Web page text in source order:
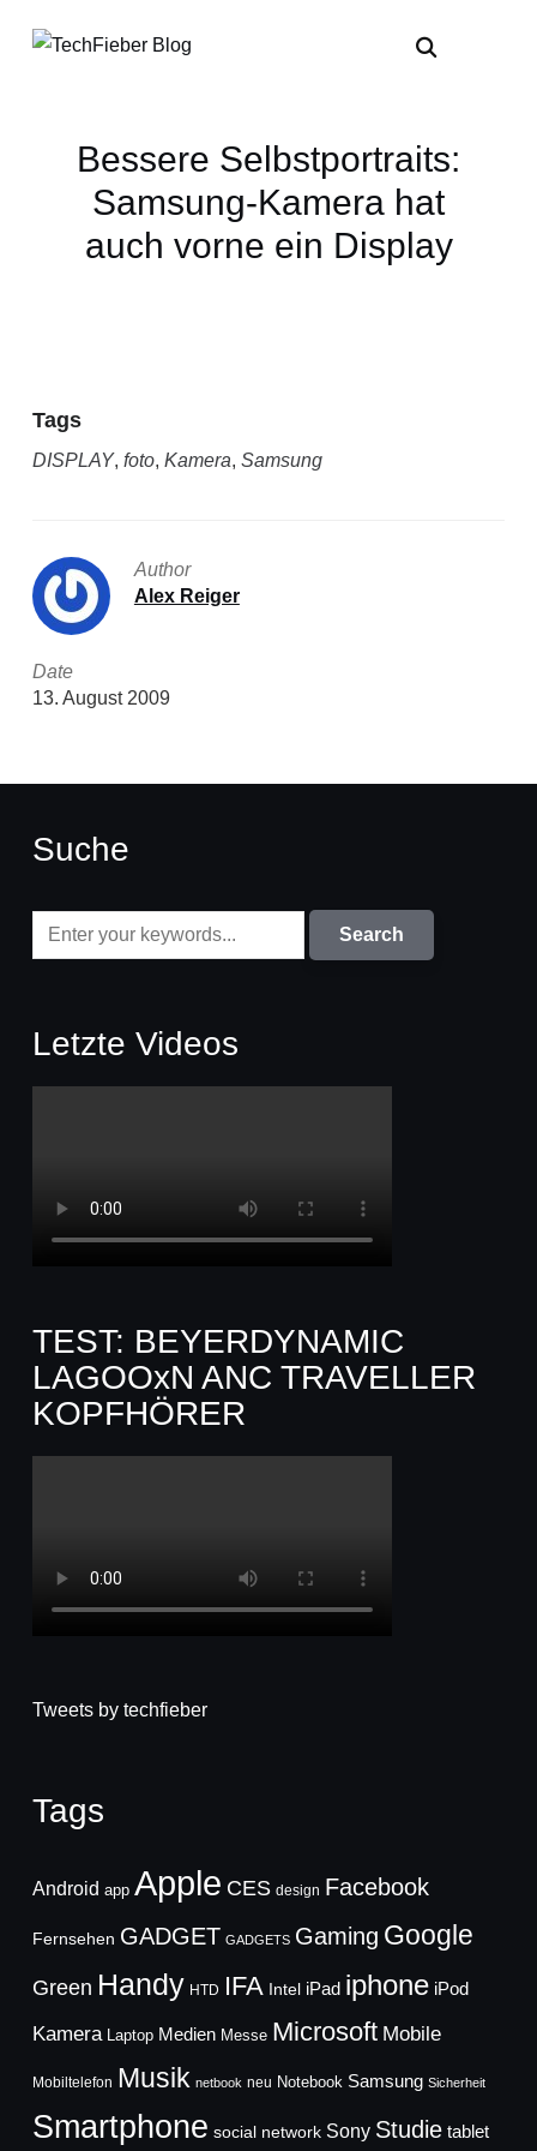
Bessere Selbstportraits:
Samsung-Kamera hat
auch vorne ein Display
Tags
DISPLAY, foto, Kamera, Samsung
Author
Alex Reiger
Date
13. August 2009
Suche
Letzte Videos
TEST: BEYERDYNAMIC
LAGOOxN ANC TRAVELLER
KOPFHÖRER
Tweets by techfieber
Tags
Android app Apple CES design Facebook
Fernsehen GADGET GADGETS Gaming Google
Green Handy HTD IFA Intel iPad iphone iPod
Kamera Laptop Medien Messe Microsoft Mobile
Mobiltelefon Musik netbook neu Notebook Samsung Sicherheit
Smartphone social network Sony Studie tablet